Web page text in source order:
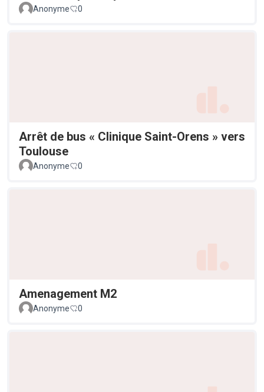
Anonyme 0
Arrêt de bus « Clinique Saint-Orens » vers
Toulouse
Anonyme 0
Amenagement M2
Anonyme 0